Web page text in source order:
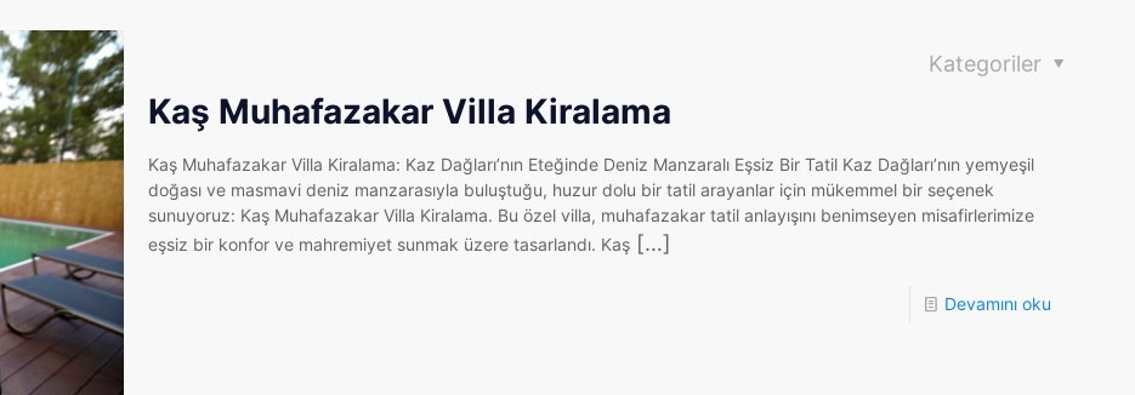
Kategoriler
Kaş Muhafazakar Villa Kiralama
Kaş Muhafazakar Villa Kiralama: Kaz Dağları’nın Eteğinde Deniz Manzaralı Eşsiz Bir Tatil Kaz Dağları’nın yemyeşil
doğası ve masmavi deniz manzarasıyla buluştuğu, huzur dolu bir tatil arayanlar için mükemmel bir seçenek
sunuyoruz: Kaş Muhafazakar Villa Kiralama. Bu özel villa, muhafazakar tatil anlayışını benimseyen misafirlerimize
eşsiz bir konfor ve mahremiyet sunmak üzere tasarlandı. Kaş […]
Devamını oku